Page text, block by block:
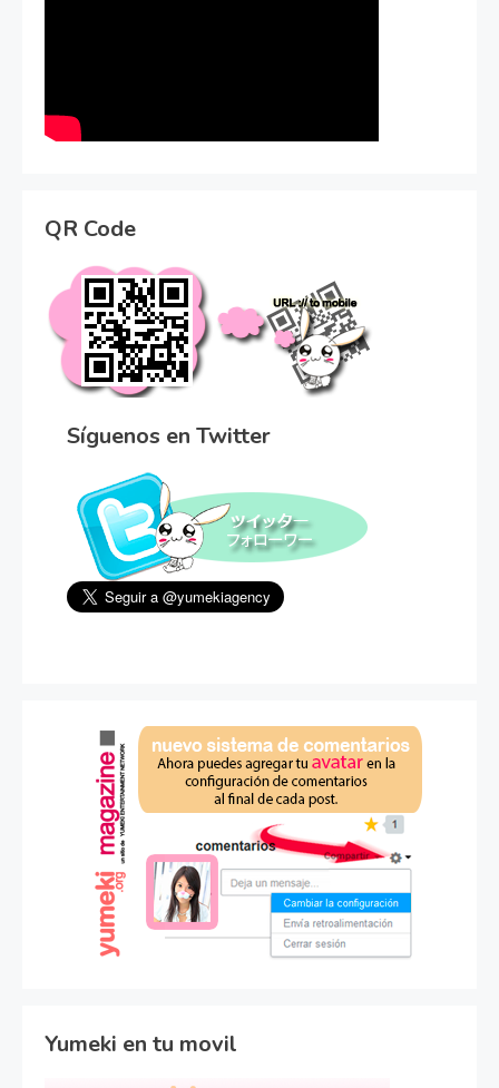
QR Code
Síguenos en Twitter
Yumeki en tu movil